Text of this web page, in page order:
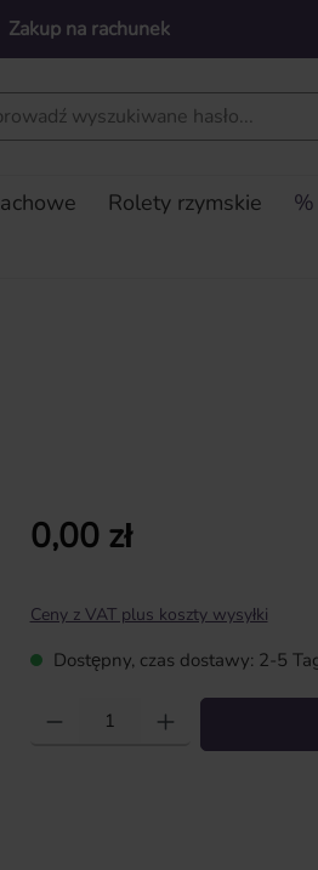
Zakup na rachunek
Rolety rzymskie
Cena regularna:
0,00 zł
Ceny z VAT plus koszty wysyłki
Dostępny, czas dostawy: 2-5
Ilość produktu: Wprowadź żądaną